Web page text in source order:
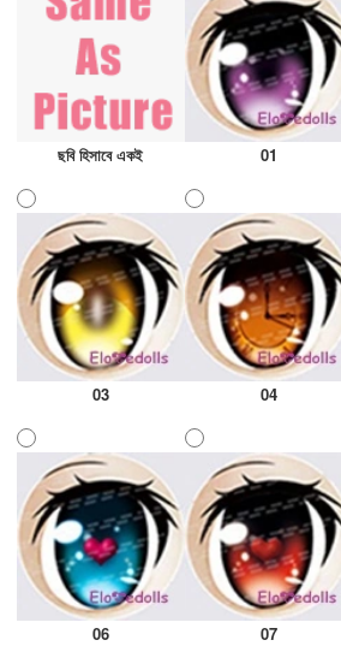
ছবি হিসাবে একই 01
03 04
06 07